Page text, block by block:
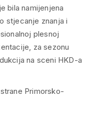
bila namijenjena
stjecanje znanja i
plesnoj
za sezonu
na sceni HKD-a
Primorsko-